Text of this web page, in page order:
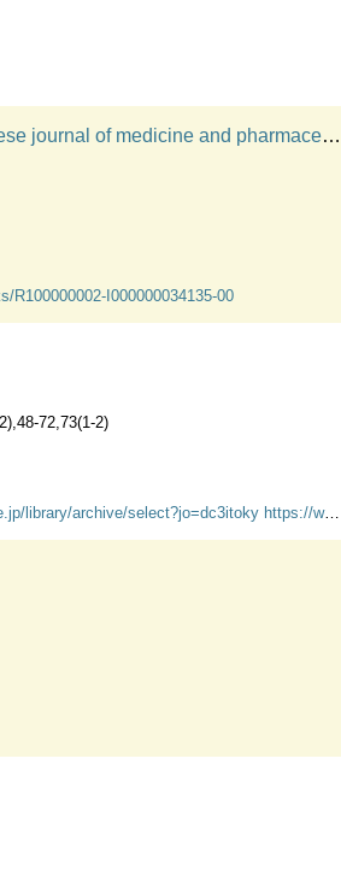
of medicine and pharmaceutical science
R100000002-I000000034135-00
72,73(1-2)
library/archive/select?jo=dc3itoky https://www.jstage.jst.go.jp/browse/igakutoshokan1954/-char/ja/